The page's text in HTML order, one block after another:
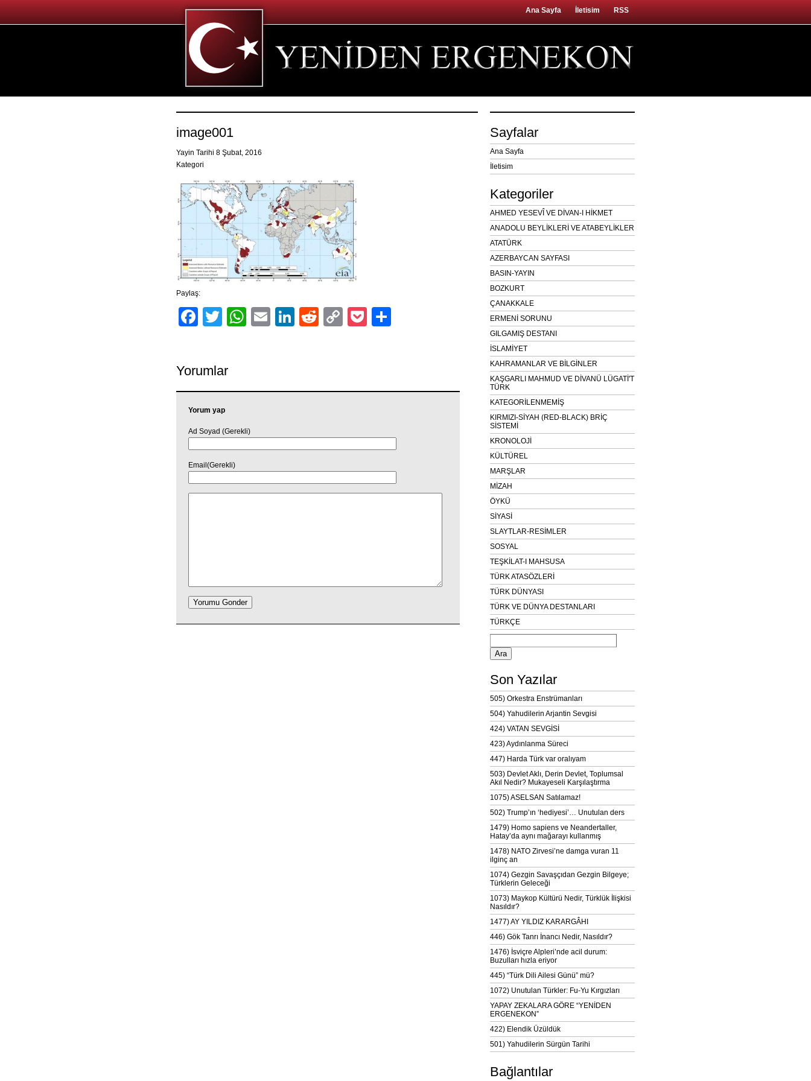
Ana Sayfa İletisim RSS
image001
Yayin Tarihi 8 Şubat, 2016
Kategori
Paylaş:
Facebook
TwitterWhatsApp
EmailLinkedIn
RedditCopyPocket
Yorumlar
Yorum yap
Ad Soyad (Gerekli)
Email(Gerekli)
Sayfalar
Ana Sayfa
İletisim
Kategoriler
AHMED YESEVÎ VE DİVAN-I HİKMET
ANADOLU BEYLİKLERİ VE ATABEYLİKLER
ATATÜRK
AZERBAYCAN SAYFASI
BASIN-YAYIN
BOZKURT
ÇANAKKALE
ERMENİ SORUNU
GILGAMIŞ DESTANI
İSLAMİYET
KAHRAMANLAR VE BİLGİNLER
KAŞGARLI MAHMUD VE DİVANÜ LÜGATİ'T
TÜRK
KATEGORİLENMEMİŞ
KIRMIZI-SİYAH (RED-BLACK) BRİÇ
SİSTEMİ
KRONOLOJİ
KÜLTÜREL
MARŞLAR
MİZAH
ÖYKÜ
SİYASİ
SLAYTLAR-RESİMLER
SOSYAL
TEŞKİLAT-I MAHSUSA
TÜRK ATASÖZLERİ
TÜRK DÜNYASI
TÜRK VE DÜNYA DESTANLARI
TÜRKÇE
Arama:
Son Yazılar
505) Orkestra Enstrümanları
504) Yahudilerin Arjantin Sevgisi
424) VATAN SEVGİSİ
423) Aydınlanma Süreci
447) Harda Türk var oralıyam
503) Devlet Aklı, Derin Devlet, Toplumsal
Akıl Nedir? Mukayeseli Karşılaştırma
1075) ASELSAN Satılamaz!
502) Trump’ın ‘hediyesi’… Unutulan ders
1479) Homo sapiens ve Neandertaller,
Hatay’da aynı mağarayı kullanmış
1478) NATO Zirvesi’ne damga vuran 11
ilginç an
1074) Gezgin Savaşçıdan Gezgin Bilgeye;
Türklerin Geleceği
1073) Maykop Kültürü Nedir, Türklük İlişkisi
Nasıldır?
1477) AY YILDIZ KARARGÂHI
446) Gök Tanrı İnancı Nedir, Nasıldır?
1476) İsviçre Alpleri’nde acil durum:
Buzulları hızla eriyor
445) “Türk Dili Ailesi Günü” mü?
1072) Unutulan Türkler: Fu-Yu Kırgızları
YAPAY ZEKALARA GÖRE “YENİDEN
ERGENEKON”
422) Elendik Üzüldük
501) Yahudilerin Sürgün Tarihi
Bağlantılar